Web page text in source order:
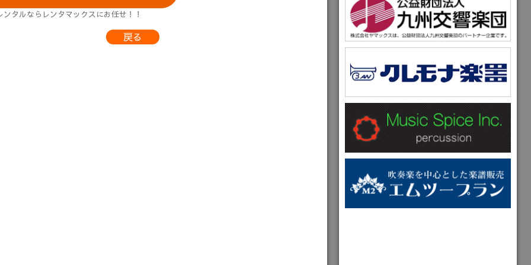
ンタルならレンタマックスにお任せ！！
戻る